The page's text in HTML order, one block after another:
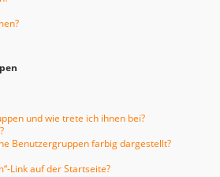
und wie trete ich ihnen bei?
Benutzergruppen farbig dargestellt?
Link auf der Startseite?